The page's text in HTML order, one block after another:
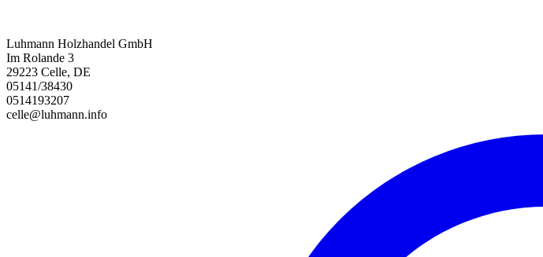
Luhmann Holzhandel GmbH
Im Rolande 3
29223 Celle, DE
05141/38430
0514193207
celle@luhmann.info